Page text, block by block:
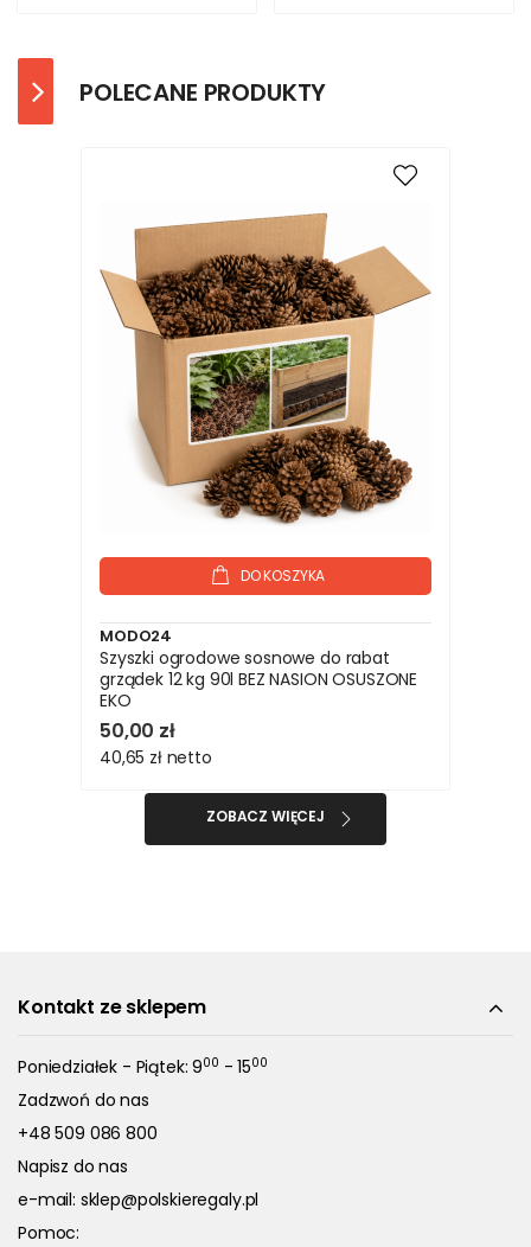
POLECANE PRODUKTY
DO KOSZYKA
MODO24
Szyszki ogrodowe sosnowe do rabat
grządek 12 kg 90l BEZ NASION OSUSZONE
EKO
50,00 zł
40,65 zł netto
ZOBACZ WIĘCEJ
Kontakt ze sklepem
Poniedziałek - Piątek: 900 - 1500
Zadzwoń do nas
+48 509 086 800
Napisz do nas
e-mail: sklep@polskieregaly.pl
Pomoc: